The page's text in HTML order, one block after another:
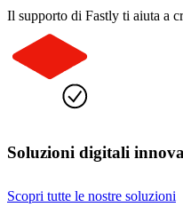
Il supporto di Fastly ti aiuta a
Soluzioni digitali
Scopri tutte le nostre soluzioni